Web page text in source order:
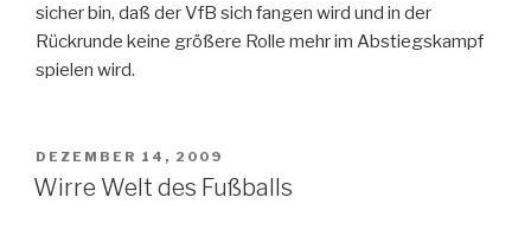
sicher bin, daß der VfB sich fangen wird und in der
Rückrunde keine größere Rolle mehr im Abstiegskampf
spielen wird.
VERÖFFENTLICHT
AM
DEZEMBER 14, 2009
Wirre Welt des Fußballs